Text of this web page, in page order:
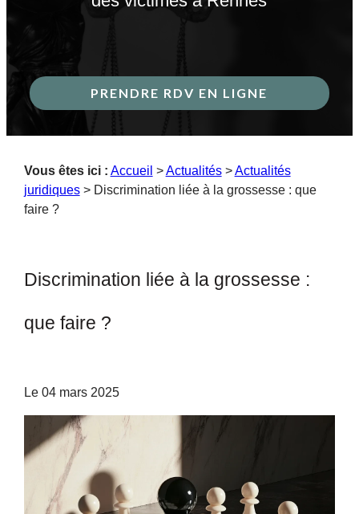
PRENDRE RDV EN LIGNE
Vous êtes ici : Accueil >Actualités>Actualités
juridiques> Discrimination liée à la grossesse : que
faire ?
Discrimination liée à la grossesse :
que faire ?
Le 04 mars 2025